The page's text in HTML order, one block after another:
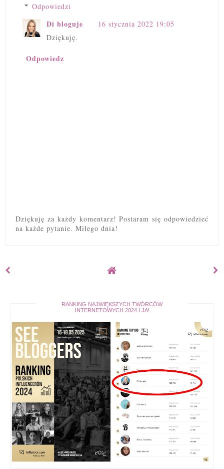
Odpowiedzi
Di bloguje
16 stycznia 2022 19:05
Dziękuję.
Odpowiedz
Dziękuję za każdy komentarz! Postaram się odpowiedzieć
na każde pytanie. Miłego dnia!
RANKING NAJWIĘKSZYCH TWÓRCÓW
INTERNETOWYCH 2024 I JA!